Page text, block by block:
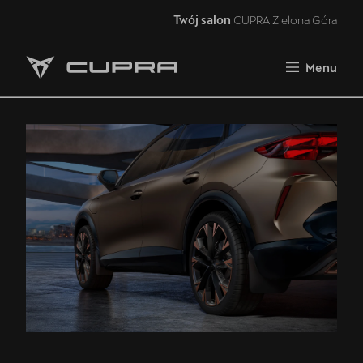
Twój salon CUPRA Zielona Góra
Menu
Strona główna
Samochody dostępne od ręki
5 lat gwarancji
Finansowanie
Oryginalne części zamienne
Akcesoria CUPRA